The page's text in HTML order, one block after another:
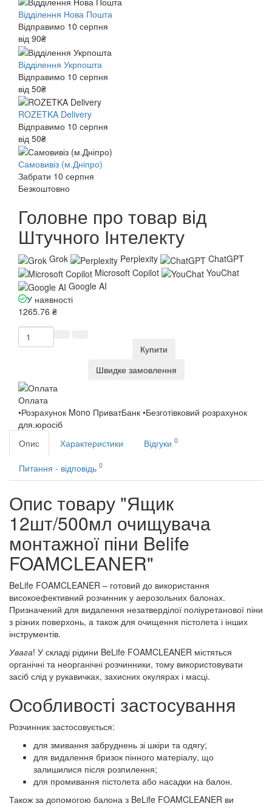
Відділення Нова Пошта
Відправимо 10 серпня
від 90₴
Відділення Укрпошта
Відправимо 10 серпня
від 50₴
ROZETKA Delivery
Відправимо 10 серпня
від 50₴
Самовивіз (м.Дніпро)
Забрати 10 серпня
Безкоштовно
Головне про товар від
Штучного Інтелекту
Grok Perplexity
ChatGPT
Microsoft Copilot
YouChat
Google AI
У наявності
1265.76 ₴
Купити
Швидке замовлення
Оплата
•Розрахунок Mono ПриватБанк •Безготівковий розрахунок
для.юросіб
Опис
Характеристики Відгуки 0
Питання - відповідь 0
Опис товару "Ящик
12шт/500мл очищувача
монтажної піни Belife
FOAMCLEАNER"
BeLife FOAMCLEANER – готовий до використання
високоефективний розчинник у аерозольних балонах.
Призначений для видалення незатверділої поліуретанової піни
з різних поверхонь, а також для очищення пістолета і інших
інструментів.
Увага! У складі рідини BeLife FOAMCLEANER містяться
органічні та неорганічні розчинники, тому використовувати
засіб слід у рукавичках, захисних окулярах і масці.
Особливості застосування
Розчинник застосовується:
для змивання забруднень зі шкіри та одягу;
для видалення бризок пінного матеріалу, що
залишилися після розпилення;
для промивання пістолета або насадки на балон.
Також за допомогою балона з BeLife FOAMCLEANER ви